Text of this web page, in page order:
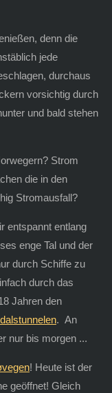
denn die
jede
durchaus
vorsichtig durch
und bald stehen
Strom
die in den
Stromausfall?
entspannt entlang
enge Tal und der
durch Schiffe zu
durch das
Jahren den
. An
nur bis morgen ...
! Heute ist der
geöffnet! Gleich